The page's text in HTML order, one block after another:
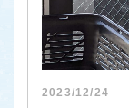
2023/12/24